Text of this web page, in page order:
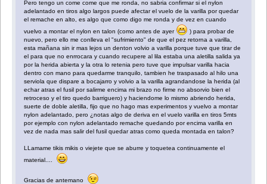
Pero tengo un come come que me ronda, no sabria confirmar si el nylon
adelantado en tiros algo largos puede afectar el vuelo de la varilla por quedar
el remache en alto, es algo que como digo me ronda y de vez en cuando
vuelvo a montar el nylon en talon (como antes de ayer
) para probar de
nuevo, pero ello me conlleva el "sufrimiento" de que el pez retorna a varilla,
esta mañana sin ir mas lejos un denton volvio a varilla porque tuve que tirar de
el para que no enrrocara y cuando recupere al lila estaba una aletilla salida ya
por la herida abierta y la otra lo retenia pero tuve que impulsar varilla hacia
dentro con mano para quedarme tranquilo, tambien he traspasado al hilo una
serviola que dispare a bocajarro y volvio a la varilla agrandandose la herida (al
echar atras el fusil por salirme encima mi brazo no firme no absorvio bien el
retroceso y el tiro quedo barriguero) y haciendome lo mismo abriendo herida,
suerte de doble aletilla, fijo que no hago mas experimentos y vuelvo a montar
nylon adelantado, pero ¿notas algo de deriva en el vuelo varilla en tiros 5mts
por ejemplo con nylon adelantado remache quedando por encima varilla en
vez de nada mas salir del fusil quedar atras como queda montada en talon?
LLamame tikis mikis o viejete que se aburre y toquetea continuamente el
material....
Gracias de antemano